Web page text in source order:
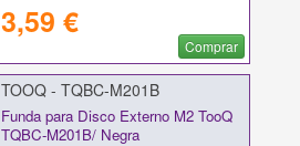
3,59 €
Comprar
TOOQ - TQBC-M201B
Funda para Disco Externo M2 TooQ
TQBC-M201B/ Negra